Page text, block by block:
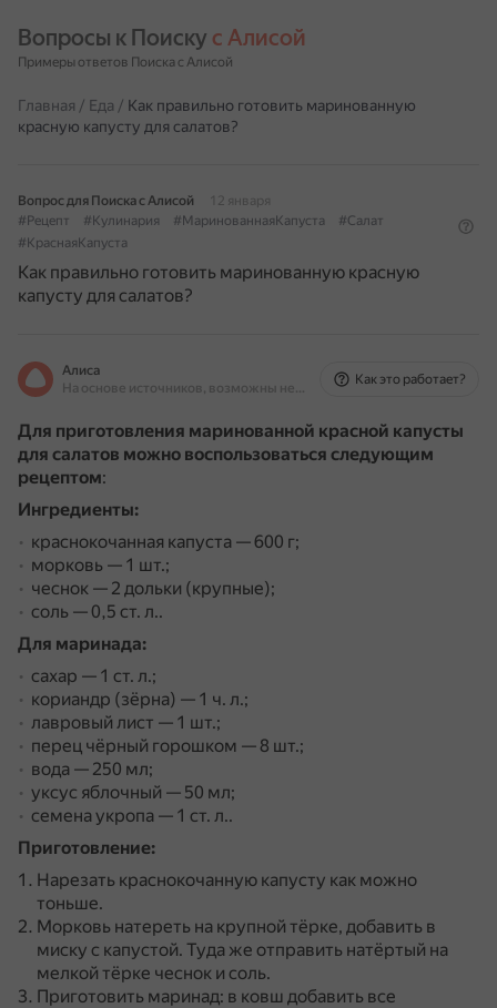
Вопросы к Поиску с Алисой
Примеры ответов Поиска с Алисой
Главная / Еда / Как правильно готовить маринованную
красную капусту для салатов?
Вопрос для Поиска с Алисой
12 января
#Рецепт
#Кулинария #МаринованнаяКапуста
#Салат
#КраснаяКапуста
Как правильно готовить маринованную красную
капусту для салатов?
Алиса
На основе источников, возможны неточности
Как это работает?
Для приготовления маринованной красной капусты
для салатов можно воспользоваться следующим
рецептом:
Ингредиенты:
краснокочанная капуста — 600 г;
морковь — 1 шт.;
чеснок — 2 дольки (крупные);
соль — 0,5 ст. л..
Для маринада:
сахар — 1 ст. л.;
кориандр (зёрна) — 1 ч. л.;
лавровый лист — 1 шт.;
перец чёрный горошком — 8 шт.;
вода — 250 мл;
уксус яблочный — 50 мл;
семена укропа — 1 ст. л..
Приготовление:
Нарезать краснокочанную капусту как можно
тоньше.
Морковь натереть на крупной тёрке, добавить в
миску с капустой. Туда же отправить натёртый на
мелкой тёрке чеснок и соль.
Приготовить маринад: в ковш добавить все